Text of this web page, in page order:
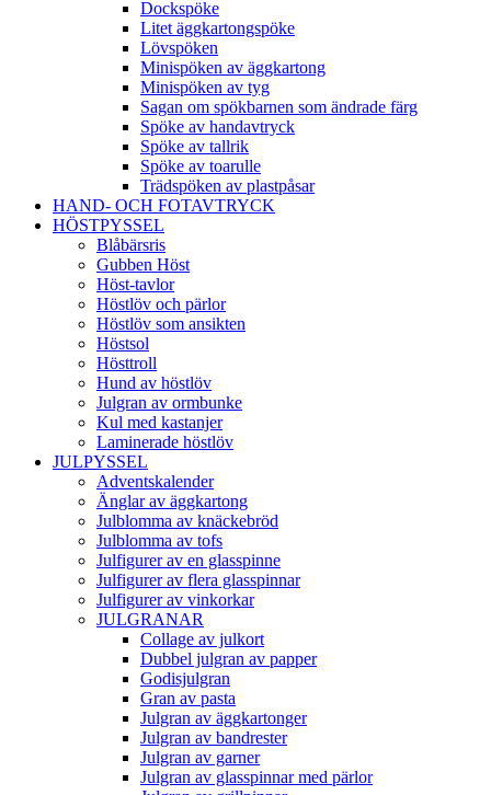
Dockspöke
Litet äggkartongspöke
Lövspöken
Minispöken av äggkartong
Minispöken av tyg
Sagan om spökbarnen som ändrade färg
Spöke av handavtryck
Spöke av tallrik
Spöke av toarulle
Trädspöken av plastpåsar
HAND- OCH FOTAVTRYCK
HÖSTPYSSEL
Blåbärsris
Gubben Höst
Höst-tavlor
Höstlöv och pärlor
Höstlöv som ansikten
Höstsol
Hösttroll
Hund av höstlöv
Julgran av ormbunke
Kul med kastanjer
Laminerade höstlöv
JULPYSSEL
Adventskalender
Änglar av äggkartong
Julblomma av knäckebröd
Julblomma av tofs
Julfigurer av en glasspinne
Julfigurer av flera glasspinnar
Julfigurer av vinkorkar
JULGRANAR
Collage av julkort
Dubbel julgran av papper
Godisjulgran
Gran av pasta
Julgran av äggkartonger
Julgran av bandrester
Julgran av garner
Julgran av glasspinnar med pärlor